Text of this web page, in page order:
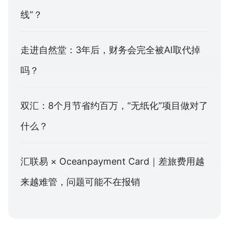
线”？
走进自然堂：3年后，财务会完全被AI取代掉
吗？
双汇：8个月节省约百万，“无纸化”项目做对了
什么？
汇联易 × Oceanpayment Card｜差旅费用越
来越难管，问题可能不在报销